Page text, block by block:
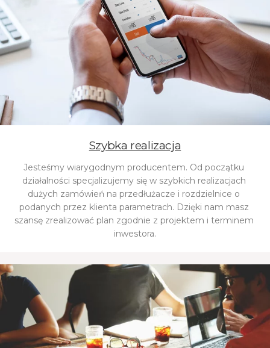
Szybka realizacja
Jesteśmy wiarygodnym producentem. Od początku
działalności specjalizujemy się w szybkich realizacjach
dużych zamówień na przedłużacze i rozdzielnice o
podanych przez klienta parametrach. Dzięki nam masz
szansę zrealizować plan zgodnie z projektem i terminem
inwestora.